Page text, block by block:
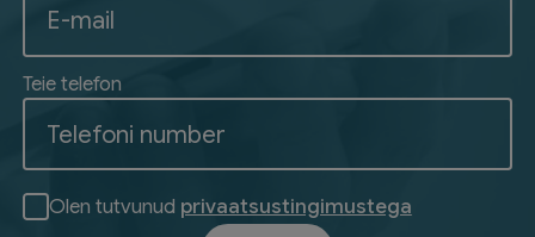
Teie telefon
Olen tutvunud privaatsustingimustega